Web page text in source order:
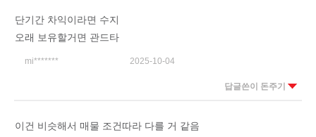
단기간 차익이라면 수지
오래 보유할거면 관드타
mi******* 2025-10-04
답글쓴이 돈주기
이건 비슷해서 매물 조건따라 다를 거 같음